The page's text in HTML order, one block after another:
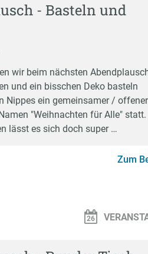
- Basteln und
wir beim nächsten
und ein bisschen Deko basteln
Nippes ein gemeinsamer / offener
"Weihnachten für Alle" statt.
lässt es sich doch super …
Zum